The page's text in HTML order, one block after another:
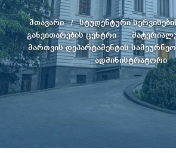
მთავარი
სტუდენტური
განვითარების ცენტრი
მართვის დეპარტამენტის
ადმინისტრატორი